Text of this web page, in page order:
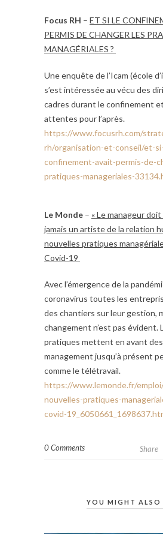
Focus RH – ET SI LE
PERMIS DE CHANGER LES
MANAGÉRIALES ?
Une enquête de l’Icam (école
s’est intéressée au vécu des
cadres durant le confinement
attentes pour l’après.
https://www.focusrh.com/
rh/organisation-et-conseil/et-
confinement-avait-permis-de-
pratiques-manageriales-
Le Monde – « Le manageur
jamais un artiste de la relation
nouvelles pratiques
Covid-19
Avec l’émergence de la
coronavirus toutes les
des chantiers sur leur gestion,
changement n’est pas évident.
pratiques mettent en avant
management jusqu’à présent
comme le télétravail.
https://www.lemonde.fr/
nouvelles-pratiques-
covid-
0 Comments Share
YOU MIGHT ALSO